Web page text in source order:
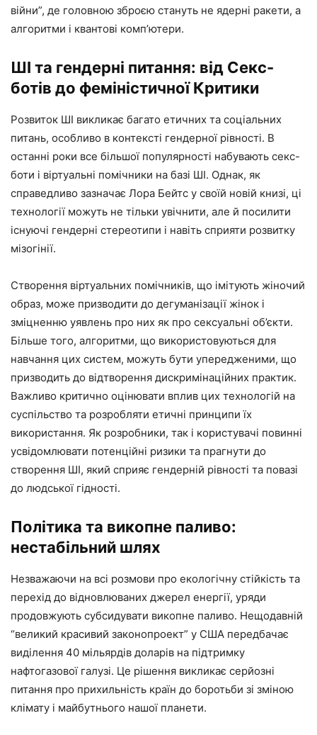
війни”, де головною зброєю стануть не ядерні ракети, а
алгоритми і квантові комп’ютери.
ШІ та гендерні питання: від Секс-
ботів до феміністичної Критики
Розвиток ШІ викликає багато етичних та соціальних
питань, особливо в контексті гендерної рівності. В
останні роки все більшої популярності набувають секс-
боти і віртуальні помічники на базі ШІ. Однак, як
справедливо зазначає Лора Бейтс у своїй новій книзі, ці
технології можуть не тільки увічнити, але й посилити
існуючі гендерні стереотипи і навіть сприяти розвитку
мізогінії.
Створення віртуальних помічників, що імітують жіночий
образ, може призводити до дегуманізації жінок і
зміцненню уявлень про них як про сексуальні об’єкти.
Більше того, алгоритми, що використовуються для
навчання цих систем, можуть бути упередженими, що
призводить до відтворення дискримінаційних практик.
Важливо критично оцінювати вплив цих технологій на
суспільство та розробляти етичні принципи їх
використання. Як розробники, так і користувачі повинні
усвідомлювати потенційні ризики та прагнути до
створення ШІ, який сприяє гендерній рівності та повазі
до людської гідності.
Політика та викопне паливо:
нестабільний шлях
Незважаючи на всі розмови про екологічну стійкість та
перехід до відновлюваних джерел енергії, уряди
продовжують субсидувати викопне паливо. Нещодавній
“великий красивий законопроект” у США передбачає
виділення 40 мільярдів доларів на підтримку
нафтогазової галузі. Це рішення викликає серйозні
питання про прихильність країн до боротьби зі зміною
клімату і майбутнього нашої планети.